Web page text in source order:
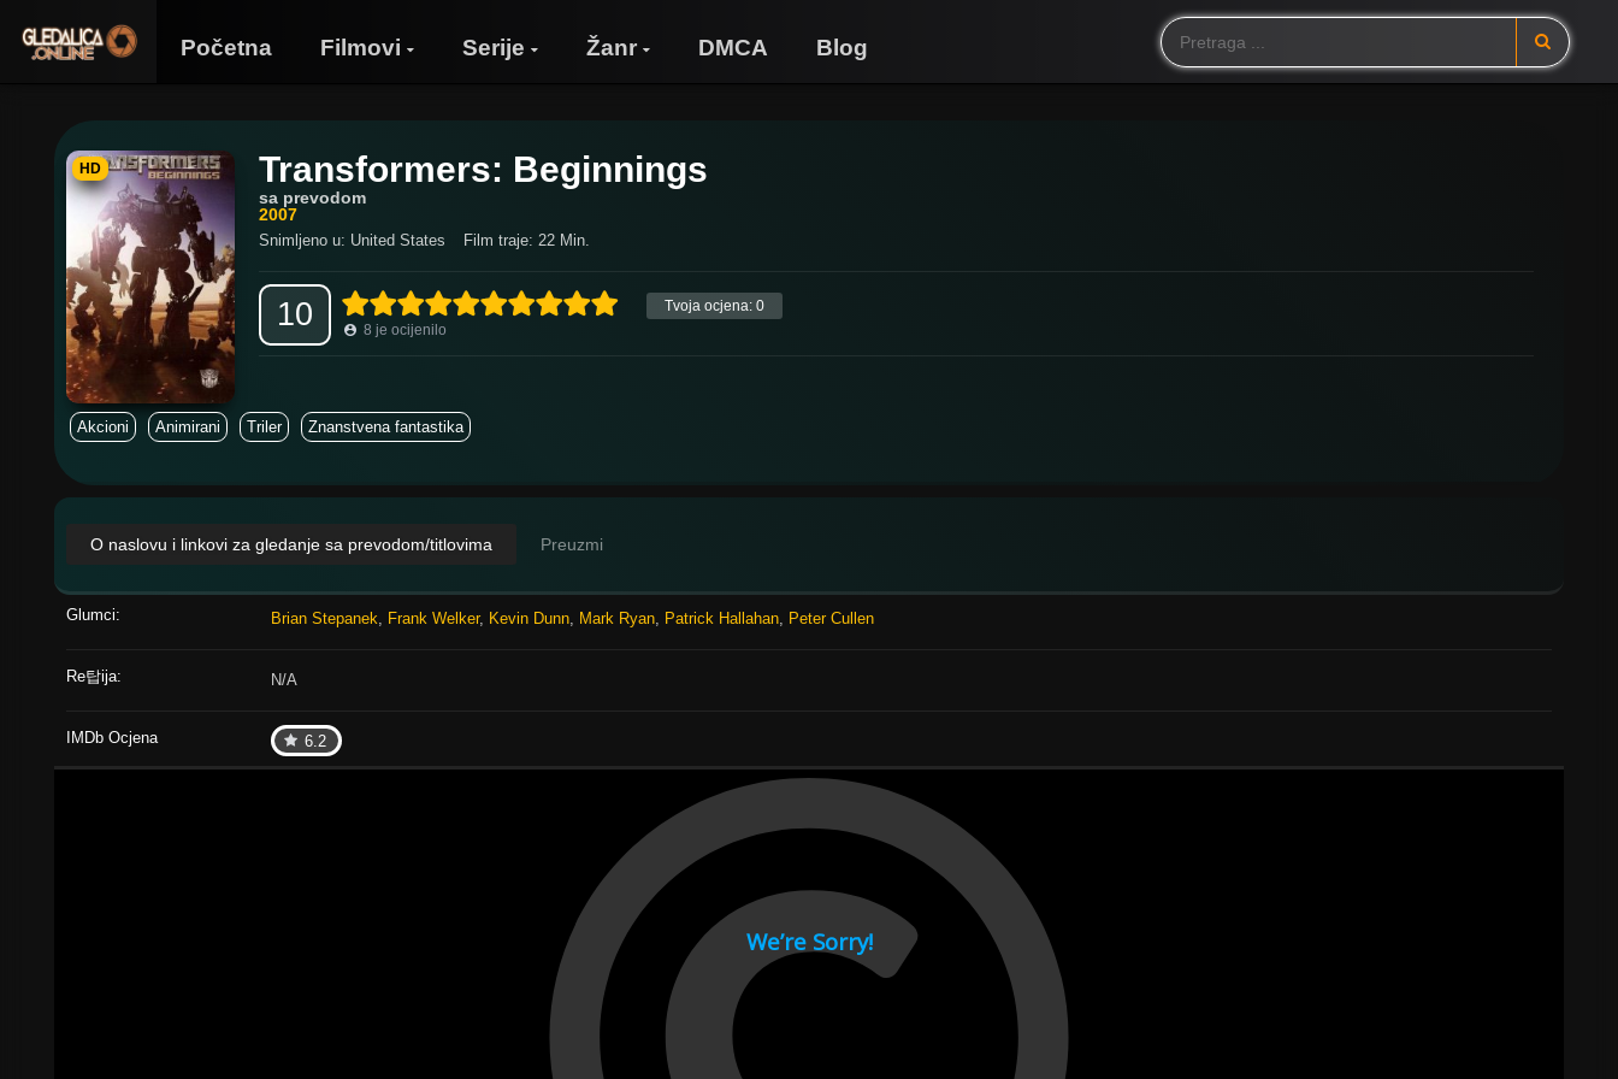
Početna Filmovi Serije Žanr DMCA Blog
HD Transformers: Beginnings
sa prevodom
2007
Snimljeno u: United States Film traje: 22 Min.
Tvoja ocjena: 0
10 8 je ocijenilo
Akcioni Animirani Triler Znanstvena fantastika
O naslovu i linkovi za gledanje sa prevodom/titlovima Preuzmi
Glumci: Brian Stepanek, Frank Welker, Kevin Dunn, Mark Ryan, Patrick Hallahan, Peter Cullen
Re탑ija: N/A
IMDb Ocjena 6.2